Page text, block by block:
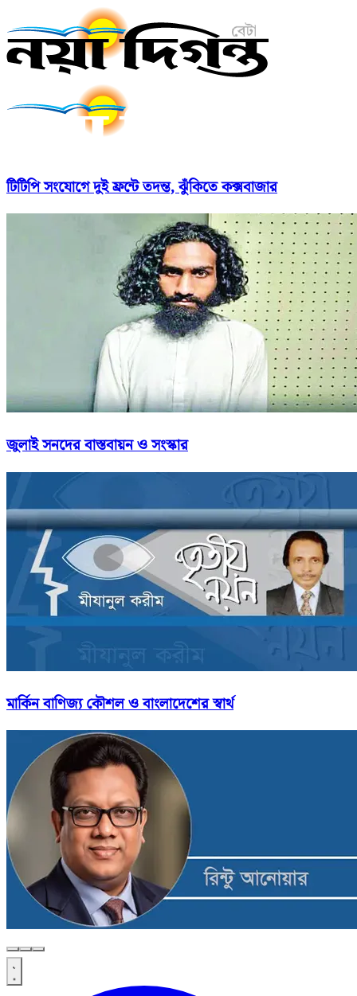
টিটিপি সংযোগে দুই ফ্রন্টে তদন্ত, ঝুঁকিতে কক্সবাজার
জুলাই সনদের বাস্তবায়ন ও সংস্কার
মার্কিন বাণিজ্য কৌশল ও বাংলাদেশের স্বার্থ